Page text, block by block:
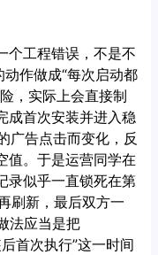
个工程错误，不是不
作做成“每次启动都
，实际上会直接制
成首次安装并进入稳
广告点击而变化，反
值。于是运营同学在
录似乎一直锁死在第
刷新，最后双方一
法应当是把
首次执行”这一时间